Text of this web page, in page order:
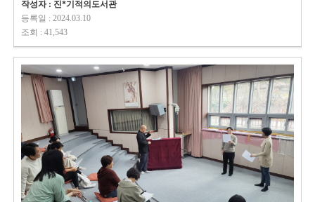
작성자 : 진*기적의도서관
등록일 : 2024.03.10
조회 : 41,543